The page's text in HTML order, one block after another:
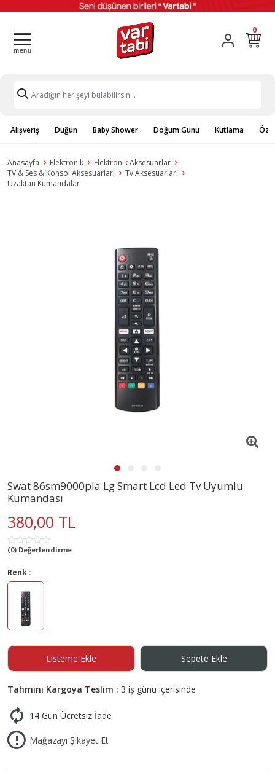
0
Alışveriş Düğün Baby Shower Doğum Günü Kutlama
Anasayfa Elektronik
Elektronik Aksesuarlar
TV & Ses & Konsol Aksesuarları
Tv Aksesuarları
Uzaktan Kumandalar
Swat 86sm9000pla Lg Smart Lcd Led Tv Uyumlu
Kumandası
380,00 TL
(0) Değerlendirme
Renk :
Listeme Ekle Sepete Ekle
Tahmini Kargoya Teslim : 3 iş günü içerisinde
14 Gün Ücretsiz İade
Mağazayı Şikayet Et